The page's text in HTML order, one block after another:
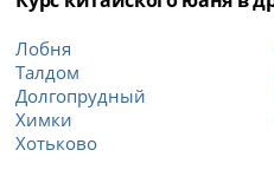
Лобня
Талдом
Долгопрудный
Химки
Хотьково